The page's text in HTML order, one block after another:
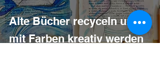
Alte Bücher recyceln und
mit Farben kreativ werden